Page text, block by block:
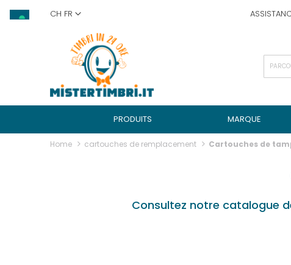
to
CH FR
PRODUITS MARQUE
Home cartouches de remplacement Cartouches de
Consultez notre catalogue